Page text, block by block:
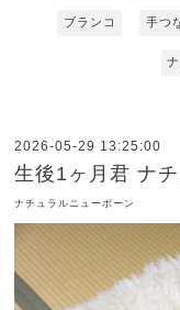
ブランコ 手つ
2026-05-29 13:25:00
生後1ヶ月君 ナ
ナチュラルニューボーン